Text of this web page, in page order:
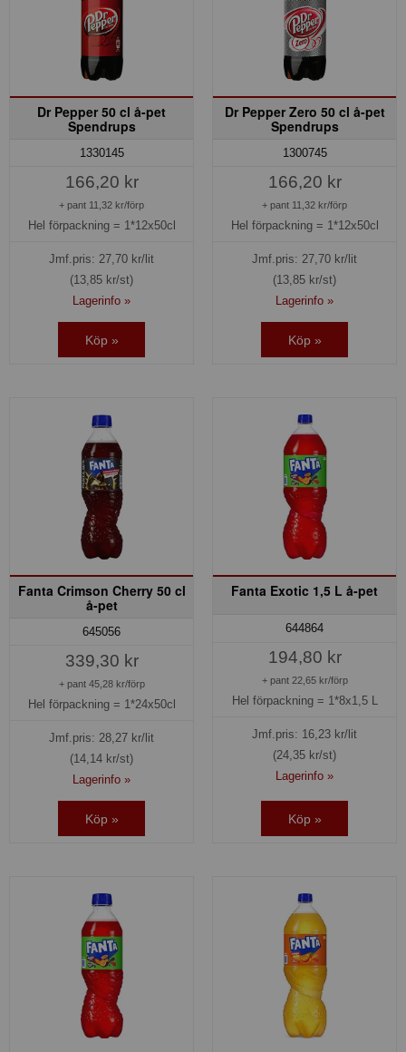
Dr Pepper 50 cl å-pet
Spendrups
1330145
166,20 kr
+ pant 11,32 kr/förp
Hel förpackning = 1*12x50cl
Jmf.pris: 27,70 kr/lit
(13,85 kr/st)
Lagerinfo »
Köp »
Dr Pepper Zero 50 cl å-pet
Spendrups
1300745
166,20 kr
+ pant 11,32 kr/förp
Hel förpackning = 1*12x50cl
Jmf.pris: 27,70 kr/lit
(13,85 kr/st)
Lagerinfo »
Köp »
Fanta Crimson Cherry 50 cl
å-pet
645056
339,30 kr
+ pant 45,28 kr/förp
Hel förpackning = 1*24x50cl
Jmf.pris: 28,27 kr/lit
(14,14 kr/st)
Lagerinfo »
Köp »
Fanta Exotic 1,5 L å-pet
644864
194,80 kr
+ pant 22,65 kr/förp
Hel förpackning = 1*8x1,5 L
Jmf.pris: 16,23 kr/lit
(24,35 kr/st)
Lagerinfo »
Köp »